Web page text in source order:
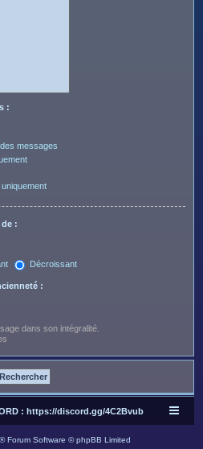
:
messages
:
Décroissant
:
dans son intégralité.
: https://discord.gg/4C2Bvub
® Forum Software © phpBB Limited